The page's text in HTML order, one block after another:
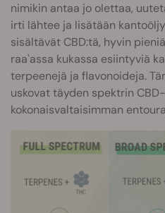
nimikin antaa jo olettaa,
irti lähtee ja lisätään
sisältävät CBD:tä, hyvin
raa'assa kukassa esiintyviä
terpeenejä ja flavonoideja.
uskovat täyden spektrin
kokonaisvaltaisimman